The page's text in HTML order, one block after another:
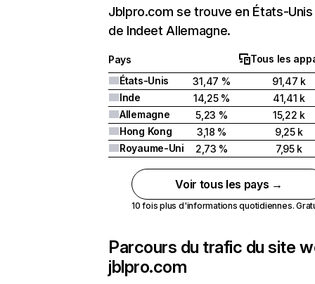
Jblpro.com se trouve en États-Unis
de Indeet Allemagne.
Pays
Tous les
États-Unis
31,47 %
91,47 k
Inde
14,25 %
41,41 k
Allemagne
5,23 %
15,22 k
Hong Kong
3,18 %
9,25 k
Royaume-Uni
2,73 % 7,95 k
Voir tous les pays →
10 fois plus d'informations quotidiennes.
Parcours du trafic du site
jblpro.com